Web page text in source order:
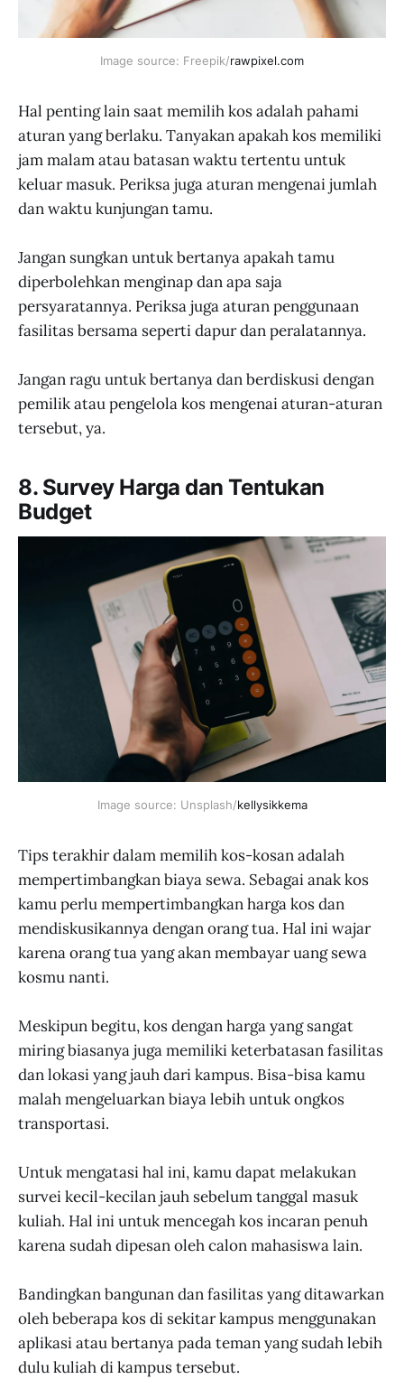
Image source: Freepik/rawpixel.com
Hal penting lain saat memilih kos adalah pahami
aturan yang berlaku. Tanyakan apakah kos memiliki
jam malam atau batasan waktu tertentu untuk
keluar masuk. Periksa juga aturan mengenai jumlah
dan waktu kunjungan tamu.
Jangan sungkan untuk bertanya apakah tamu
diperbolehkan menginap dan apa saja
persyaratannya. Periksa juga aturan penggunaan
fasilitas bersama seperti dapur dan peralatannya.
Jangan ragu untuk bertanya dan berdiskusi dengan
pemilik atau pengelola kos mengenai aturan-aturan
tersebut, ya.
8. Survey Harga dan Tentukan
Budget
Image source: Unsplash/kellysikkema
Tips terakhir dalam memilih kos-kosan adalah
mempertimbangkan biaya sewa. Sebagai anak kos
kamu perlu mempertimbangkan harga kos dan
mendiskusikannya dengan orang tua. Hal ini wajar
karena orang tua yang akan membayar uang sewa
kosmu nanti.
Meskipun begitu, kos dengan harga yang sangat
miring biasanya juga memiliki keterbatasan fasilitas
dan lokasi yang jauh dari kampus. Bisa-bisa kamu
malah mengeluarkan biaya lebih untuk ongkos
transportasi.
Untuk mengatasi hal ini, kamu dapat melakukan
survei kecil-kecilan jauh sebelum tanggal masuk
kuliah. Hal ini untuk mencegah kos incaran penuh
karena sudah dipesan oleh calon mahasiswa lain.
Bandingkan bangunan dan fasilitas yang ditawarkan
oleh beberapa kos di sekitar kampus menggunakan
aplikasi atau bertanya pada teman yang sudah lebih
dulu kuliah di kampus tersebut.